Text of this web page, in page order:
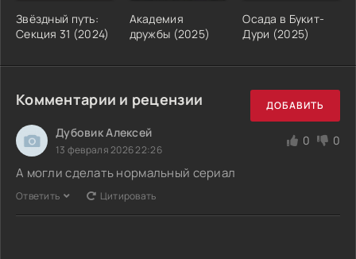
Звёздный путь:
Секция 31 (2024)
Академия
дружбы (2025)
Осада в Букит-
Дури (2025)
Комментарии и рецензии ДОБАВИТЬ
Дубовик Алексей
13 февраля 2026 22:26
0 0
А могли сделать нормальный сериал
Ответить Цитировать